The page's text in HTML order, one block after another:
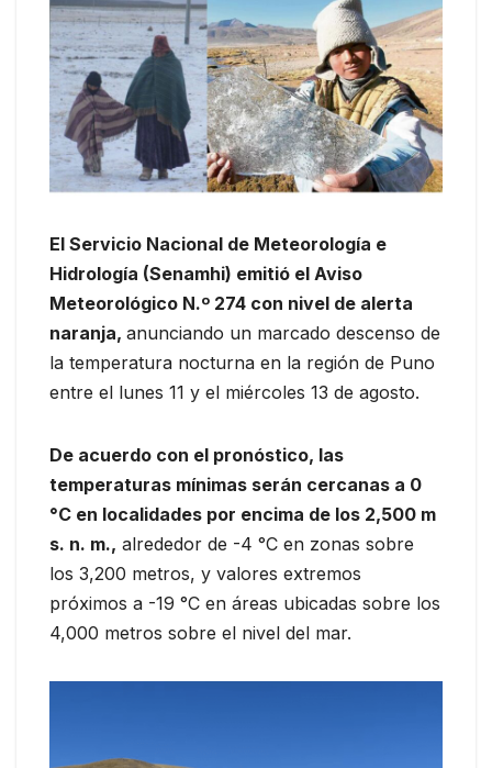
El Servicio Nacional de Meteorología e
Hidrología (Senamhi) emitió el Aviso
Meteorológico N.º 274 con nivel de alerta
naranja, anunciando un marcado descenso de
la temperatura nocturna en la región de Puno
entre el lunes 11 y el miércoles 13 de agosto.
De acuerdo con el pronóstico, las
temperaturas mínimas serán cercanas a 0
°C en localidades por encima de los 2,500 m
s. n. m., alrededor de -4 °C en zonas sobre
los 3,200 metros, y valores extremos
próximos a -19 °C en áreas ubicadas sobre los
4,000 metros sobre el nivel del mar.